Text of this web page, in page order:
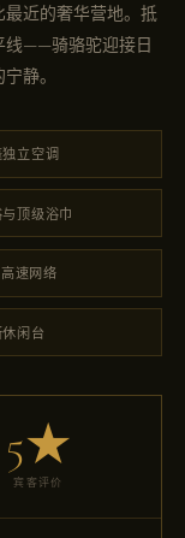
近的奢华营地。抵
线——骑骆驼迎接日
静。
立空调
顶级浴巾
速网络
闲台
5★
宾客评价